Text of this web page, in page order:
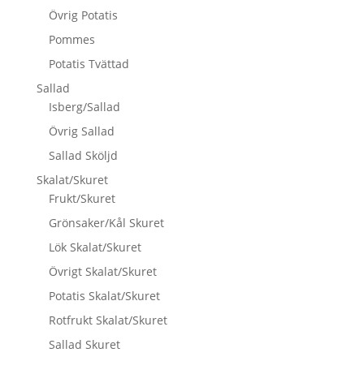
Övrig Potatis
Pommes
Potatis Tvättad
Sallad
Isberg/Sallad
Övrig Sallad
Sallad Sköljd
Skalat/Skuret
Frukt/Skuret
Grönsaker/Kål Skuret
Lök Skalat/Skuret
Övrigt Skalat/Skuret
Potatis Skalat/Skuret
Rotfrukt Skalat/Skuret
Sallad Skuret